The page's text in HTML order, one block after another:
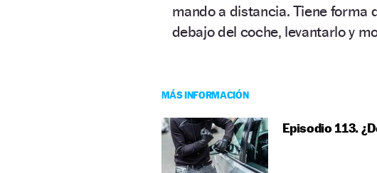
mando a distancia. Tiene forma
debajo del coche, levantarlo y
MÁS INFORMACIÓN
Episodio 113.